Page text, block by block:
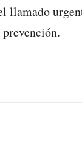
llamado